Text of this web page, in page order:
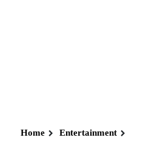
Home Entertainment